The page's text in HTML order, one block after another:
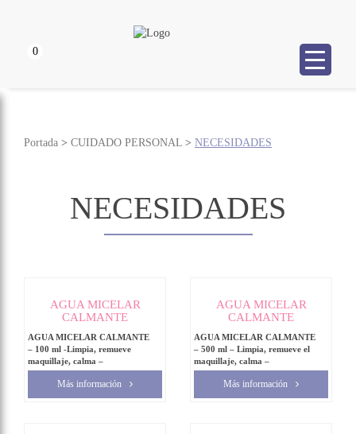
0
Portada > CUIDADO PERSONAL > NECESIDADES
NECESIDADES
AGUA MICELAR
CALMANTE
AGUA MICELAR CALMANTE
– 100 ml -Limpia, remueve
maquillaje, calma –
Más información
AGUA MICELAR
CALMANTE
AGUA MICELAR CALMANTE
– 500 ml – Limpia, remueve el
maquillaje, calma –
Más información